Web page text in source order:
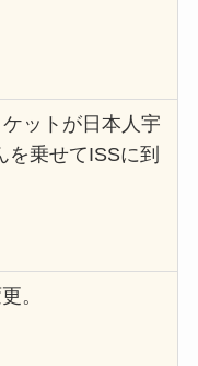
ットが日本人宇
乗せてISSに到
。